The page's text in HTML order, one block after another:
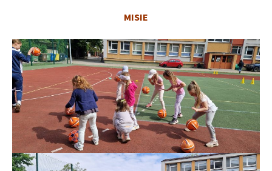
MISIE